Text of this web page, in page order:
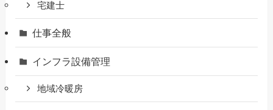
宅建士
仕事全般
インフラ設備管理
地域冷暖房